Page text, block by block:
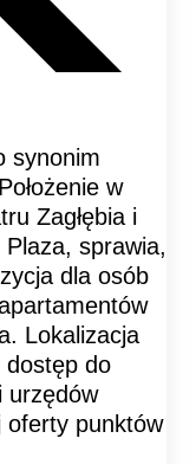
synonim
w
Zagłębia i
sprawia,
dla osób
Lokalizacja
dostęp do
urzędów
oferty punktów